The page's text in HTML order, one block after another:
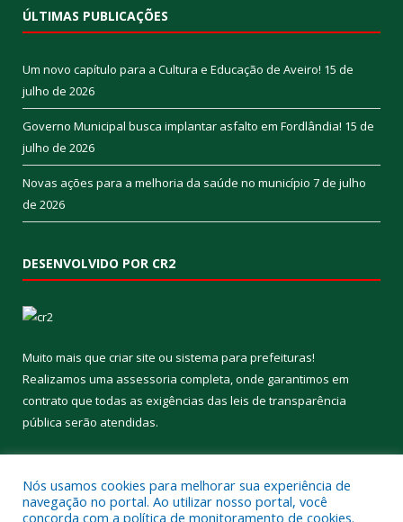
ÚLTIMAS PUBLICAÇÕES
Um novo capítulo para a Cultura e Educação de Aveiro! 15 de
julho de 2026
Governo Municipal busca implantar asfalto em Fordlândia! 15 de
julho de 2026
Novas ações para a melhoria da saúde no município 7 de julho
de 2026
DESENVOLVIDO POR CR2
Muito mais que criar site ou sistema para prefeituras!
Realizamos uma assessoria completa, onde garantimos em
contrato que todas as exigências das leis de transparência
pública serão atendidas.
Nós usamos cookies para melhorar sua experiência de
navegação no portal. Ao utilizar nosso portal, você
concorda com a política de monitoramento de cookies.